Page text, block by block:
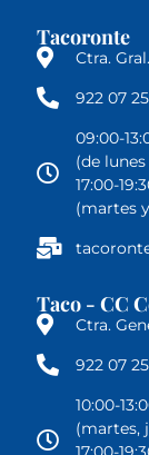
Tacoronte
Ctra.
922 07
09:00-
(de
17:00-
(martes
Taco - CC
Ctra.
922 07
10:00-
(martes,